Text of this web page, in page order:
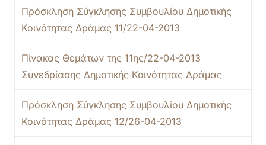
Πρόσκληση Σύγκλησης Συμβουλίου Δημοτικής
Κοινότητας Δράμας 11/22-04-2013
Πίνακας Θεμάτων της 11ης/22-04-2013
Συνεδρίασης Δημοτικής Κοινότητας Δράμας
Πρόσκληση Σύγκλησης Συμβουλίου Δημοτικής
Κοινότητας Δράμας 12/26-04-2013